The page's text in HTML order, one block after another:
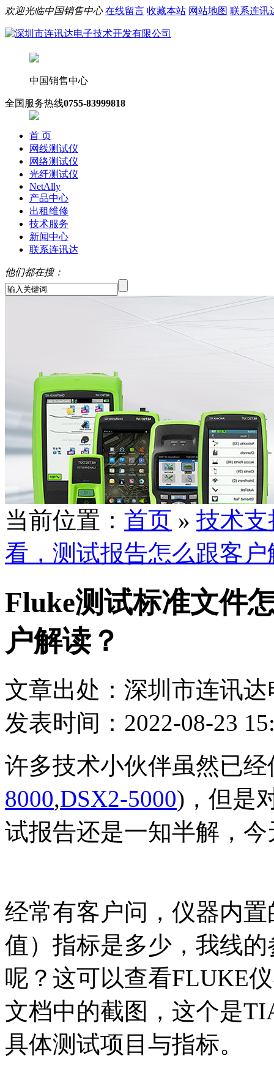
欢迎光临中国销售中心 在线留言 收藏本站 网站地图 联系连讯
中国销售中心
全国服务热线0755-83999818
首 页
网线测试仪
网络测试仪
光纤测试仪
NetAlly
产品中心
出租维修
技术服务
新闻中心
联系连讯达
他们都在搜：
当前位置： 首页 » 技术支
看，测试报告怎么跟客户
Fluke测试标准文件
户解读？
文章出处：深圳市连讯
发表时间：2022-08-23
许多技术小伙伴虽然已
8000,DSX2-5000)，但是
试报告还是一知半解，
经常有客户问，仪器内
值）指标是多少，我线
呢？这可以查看FLUKE
文档中的截图，这个是
具体测试项目与指标。